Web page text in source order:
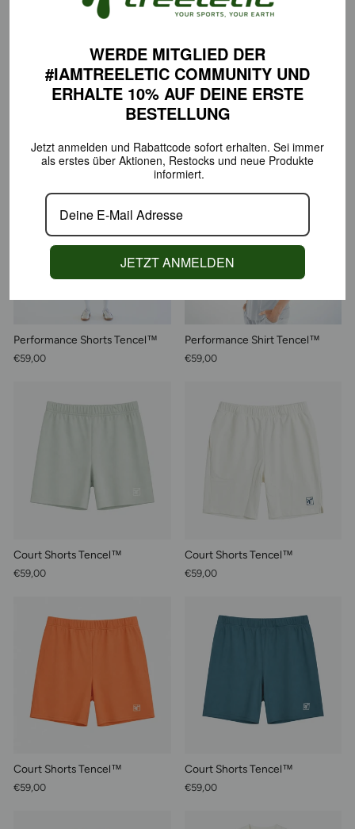
€99,00 €59,00
Performance Shorts Tencel™
€59,00
Performance Shirt Tencel™
€59,00
Court Shorts Tencel™
€59,00
Court Shorts Tencel™
€59,00
Court Shorts Tencel™
€59,00
Court Shorts Tencel™
€59,00
WERDE MITGLIED DER
#IAMTREELETIC COMMUNITY UND
ERHALTE 10% AUF DEINE ERSTE
BESTELLUNG
Jetzt anmelden und Rabattcode sofort erhalten. Sei immer
als erstes über Aktionen, Restocks und neue Produkte
informiert.
JETZT ANMELDEN